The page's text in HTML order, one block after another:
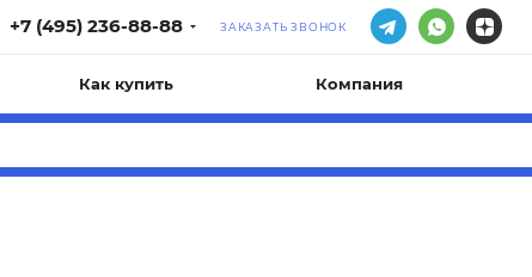
+7 (495) 236-88-88 ЗАКАЗАТЬ ЗВОНОК
Как купить Компания